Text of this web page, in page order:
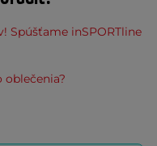
Spúšťame inSPORTline